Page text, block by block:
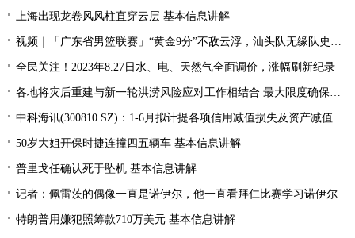
上海出现龙卷风风柱直穿云层 基本信息讲解
视频｜「广东省男篮联赛」“黄金9分”不敌云浮，汕头队无缘队史首个四强
全民关注！2023年8.27日水、电、天然气全面调价，涨幅刷新纪录
各地将灾后重建与新一轮洪涝风险应对工作相结合 最大限度确保群众生命财产安全
中科海讯(300810.SZ)：1-6月拟计提各项信用减值损失及资产减值准备5189.85万元
50岁大姐开保时捷连撞四五辆车 基本信息讲解
普里戈任确认死于坠机 基本信息讲解
记者：佩雷茨的偶像一直是诺伊尔，他一直看拜仁比赛学习诺伊尔
特朗普用嫌犯照筹款710万美元 基本信息讲解